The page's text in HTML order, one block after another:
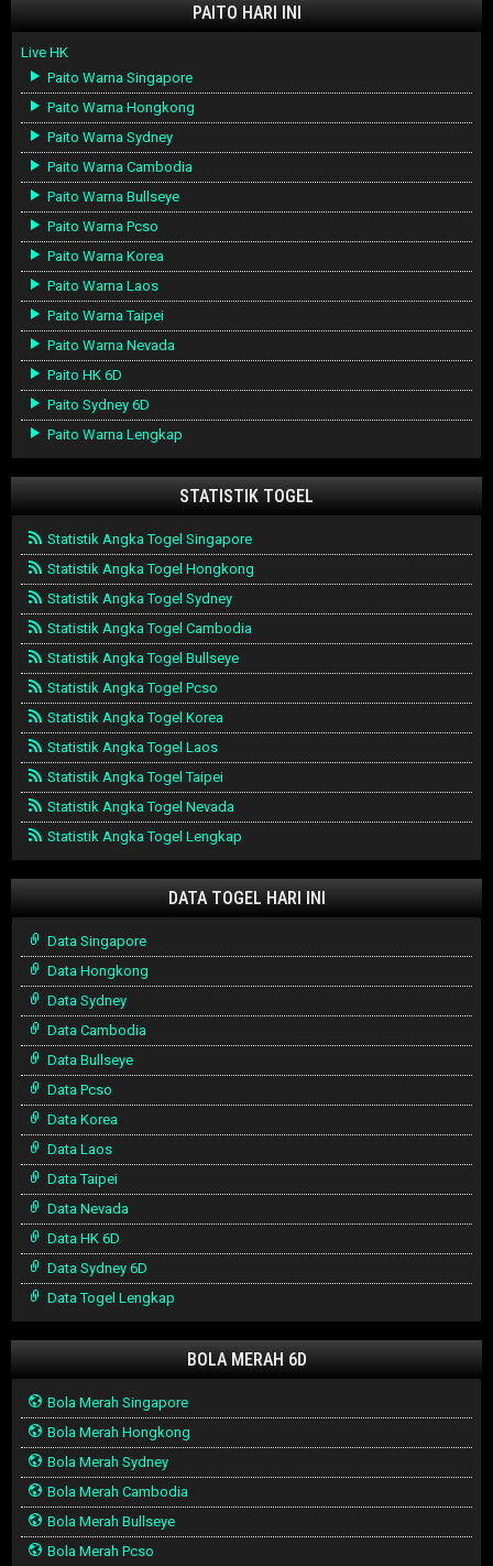
PAITO HARI INI
Live HK
Paito Warna Singapore
Paito Warna Hongkong
Paito Warna Sydney
Paito Warna Cambodia
Paito Warna Bullseye
Paito Warna Pcso
Paito Warna Korea
Paito Warna Laos
Paito Warna Taipei
Paito Warna Nevada
Paito HK 6D
Paito Sydney 6D
Paito Warna Lengkap
STATISTIK TOGEL
Statistik Angka Togel Singapore
Statistik Angka Togel Hongkong
Statistik Angka Togel Sydney
Statistik Angka Togel Cambodia
Statistik Angka Togel Bullseye
Statistik Angka Togel Pcso
Statistik Angka Togel Korea
Statistik Angka Togel Laos
Statistik Angka Togel Taipei
Statistik Angka Togel Nevada
Statistik Angka Togel Lengkap
DATA TOGEL HARI INI
Data Singapore
Data Hongkong
Data Sydney
Data Cambodia
Data Bullseye
Data Pcso
Data Korea
Data Laos
Data Taipei
Data Nevada
Data HK 6D
Data Sydney 6D
Data Togel Lengkap
BOLA MERAH 6D
Bola Merah Singapore
Bola Merah Hongkong
Bola Merah Sydney
Bola Merah Cambodia
Bola Merah Bullseye
Bola Merah Pcso